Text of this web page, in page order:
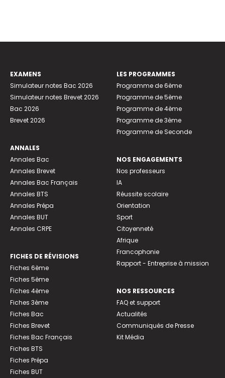
EXAMENS
Simulateur notes Bac 2026
Simulateur notes Brevet 2026
Bac 2026
Brevet 2026
ANNALES
Annales Bac
Annales Brevet
Annales Bac Français
Annales BTS
Annales Prépa
Annales BUT
Annales CRPE
FICHES DE RÉVISIONS
Fiches 6ème
Fiches 5ème
Fiches 4ème
Fiches 3ème
Fiches Bac
Fiches Brevet
Fiches Bac Français
Fiches BTS
Fiches Prépa
Fiches BUT
LES PROGRAMMES
Programme de 6ème
Programme de 5ème
Programme de 4ème
Programme de 3ème
Programme de Seconde
NOS ENGAGEMENTS
Nos professeurs
IA
Réussite scolaire
Orientation
Sport
Citoyenneté
Afrique
Francophonie
Rapport - Entreprise à mission
NOS RESSOURCES
FAQ et support
Actualités
Communiqués de Presse
Kit Média